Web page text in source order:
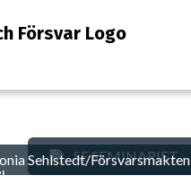
Sehlstedt/Försvarsmakten
SE SEMINARIET